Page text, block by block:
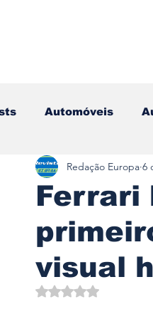
Automóveis
Lazer
& Estratégia
Ferrari
visual
Redação Europa 6
Avaliado com NaN